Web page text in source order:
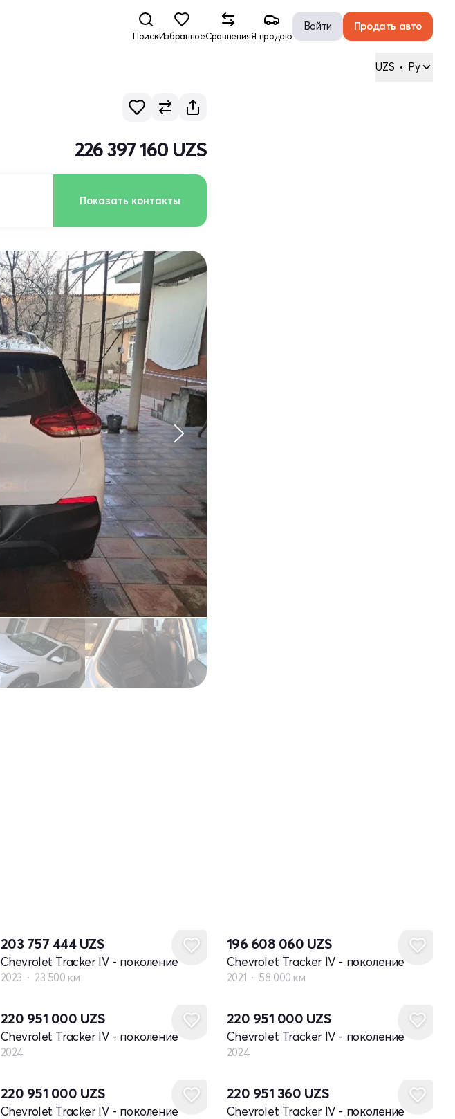
ПоискИзбранноеСравненияЯ продаю
Войти Продать авто
UZS • Ру
226 397 160 UZS
Показать контакты
203 757 444 UZS
Chevrolet Tracker IV - поколение
2023 23 500 км
196 608 060 UZS
Chevrolet Tracker IV - поколение
2021 58 000 км
220 951 000 UZS
Chevrolet Tracker IV - поколение
2024
220 951 000 UZS
Chevrolet Tracker IV - поколение
2024
220 951 000 UZS
Chevrolet Tracker IV - поколение
220 951 360 UZS
Chevrolet Tracker IV - поколение